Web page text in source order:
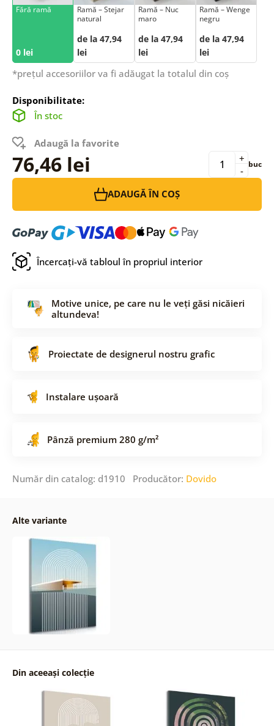
Fără ramă
0 lei
Ramă – Stejar
natural
de la 47,94
lei
Ramă – Nuc
maro
de la 47,94
lei
Ramă – Wenge
negru
de la 47,94
lei
*prețul accesoriilor va fi adăugat la totalul din coș
Disponibilitate:
În stoc
Adaugă la favorite
76,46 lei -
+ buc
ADAUGĂ ÎN COȘ
Încercați-vă tabloul în propriul interior
Motive unice, pe care nu le veți găsi nicăieri
altundeva!
Proiectate de designerul nostru grafic
Instalare ușoară
Pânză premium 280 g/m²
Număr din catalog: d1910 Producător: Dovido
Alte variante
Din aceeași colecție